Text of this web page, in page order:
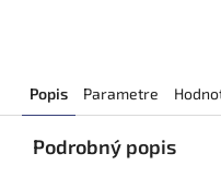
Popis Parametre
Podrobný popis